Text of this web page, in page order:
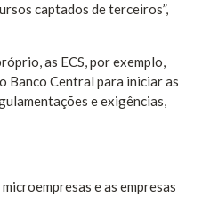
captados de terceiros”,
as ECS, por exemplo,
Banco Central para iniciar as
e exigências,
e as empresas